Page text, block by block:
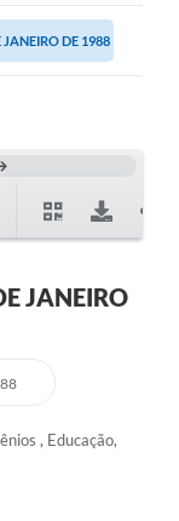
JANEIRO DE 1988
JANEIRO
, Educação,